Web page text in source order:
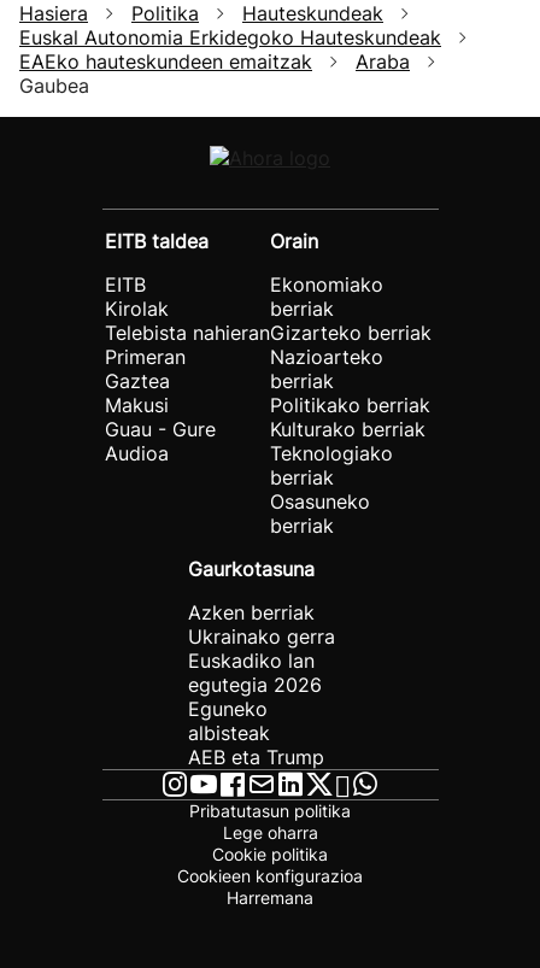
Hasiera Politika
Hauteskundeak
Euskal Autonomia Erkidegoko Hauteskundeak
EAEko hauteskundeen emaitzak
Araba
Gaubea
EITB taldea
EITB
Kirolak
Telebista nahieran
Primeran
Gaztea
Makusi
Guau - Gure
Audioa
Orain
Ekonomiako
berriak
Gizarteko berriak
Nazioarteko
berriak
Politikako berriak
Kulturako berriak
Teknologiako
berriak
Osasuneko
berriak
Gaurkotasuna
Azken berriak
Ukrainako gerra
Euskadiko lan
egutegia 2026
Eguneko
albisteak
AEB eta Trump
Pribatutasun politika
Lege oharra
Cookie politika
Cookieen konfigurazioa
Harremana